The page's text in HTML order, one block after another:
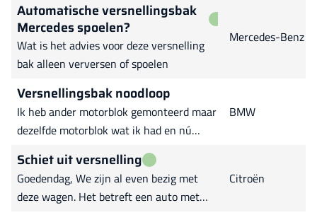
voordeed cvt olie ververst en filter omdat
klant melding kreeg op dashboard dat olie
te heet zou worden. Na dat ik olie heb
ververst heeft klant 390 km gereden
zonder melding meer van heet worden
Automatische versnellingsbak
Mercedes spoelen?
Wat is het advies voor deze versnelling
bak alleen verversen of spoelen
Mercedes-Benz
Versnellingsbak noodloop
Ik heb ander motorblok gemonteerd maar
dezelfde motorblok wat ik had en nú
versnellingsbak zit in noodloop ik heb
nieuwe olie gedaan en nog steeds niks ik
heb met inpa uitgelezen en staat 251
keine can id egs1 en op Google is dat of
BMW
Schiet uit versnelling
Goedendag, We zijn al even bezig met
deze wagen. Het betreft een auto met
Citroën